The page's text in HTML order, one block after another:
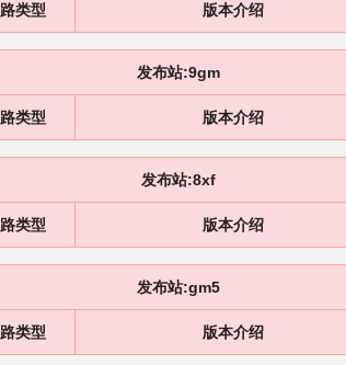
类型 版本介绍
发布站:9gm
类型 版本介绍
发布站:8xf
类型 版本介绍
发布站:gm5
类型 版本介绍